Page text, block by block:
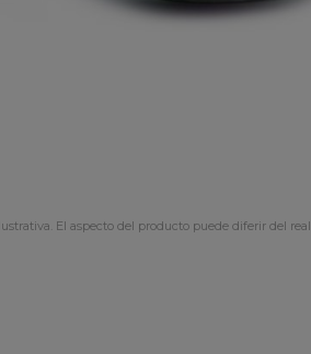
El aspecto del producto puede diferir del real.